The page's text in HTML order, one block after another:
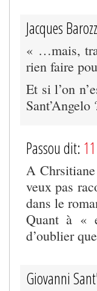
Jacques
« …mais,
rien faire
Et si l’on
Sant’Angelo
Passou dit:
A
veux pas
dans le
Quant à «
d’oublier
Giovanni